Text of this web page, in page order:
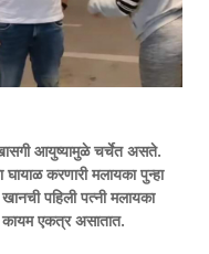
आयुष्यामुळे चर्चेत असते.
करणारी मलायका पुन्हा
पहिली पत्नी मलायका
एकत्र असातात.